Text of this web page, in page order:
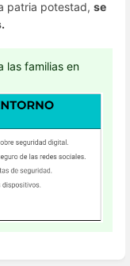
patria potestad, se
las familias en